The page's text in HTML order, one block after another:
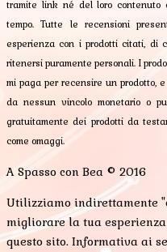
tramite link né del loro contenuto
tempo. Tutte le recensioni
esperienza con i prodotti citati, di
ritenersi puramente personali. I
mi paga per recensire un prodotto,
da nessun vincolo monetario o
gratuitamente dei prodotti da
come omaggi.
A Spasso con Bea © 2016
Utilizziamo indirettamente
migliorare la tua
questo sito. Informativa ai